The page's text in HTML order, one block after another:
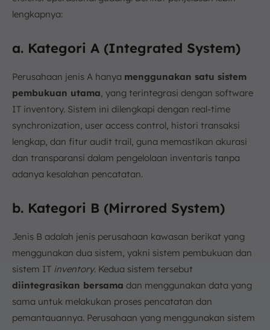
lengkapnya:
a. Kategori A (Integrated System)
Perusahaan jenis A hanya menggunakan satu sistem
pembukuan utama , yang terintegrasi dengan software
IT inventory. Sistem ini dilengkapi dengan real-time
synchronization, user access control, histori transaksi
lengkap, dan fitur audit trail, guna memastikan akurasi
dan transparansi dalam pengelolaan inventaris tanpa
adanya kesalahan pencatatan.
b. Kategori B (Mirrored System)
Jenis B adalah jenis perusahaan kawasan berikat yang
menggunakan dua sistem, yakni sistem pembukuan dan
sistem IT inventory. Kedua sistem tersebut
diintegrasikan bersama dan menggunakan data yang
sama untuk melakukan proses pencatatan dan
pemantauannya. Perusahaan yang menggunakan sistem